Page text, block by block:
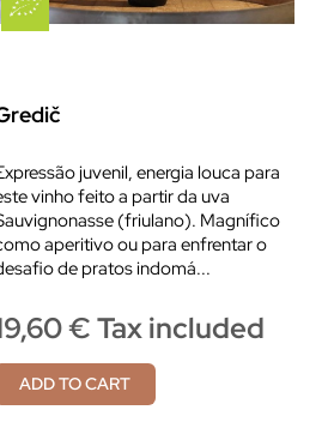
juvenil, energia louca para
vinho feito a partir da uva
(friulano). Magnífico
aperitivo ou para enfrentar o
de pratos indomá...
€ Tax included
ADD TO CART